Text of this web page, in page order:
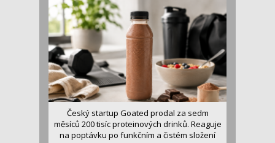
Český startup Goated prodal za sedm
měsíců 200 tisíc proteinových drinků. Reaguje
na poptávku po funkčním a čistém složení